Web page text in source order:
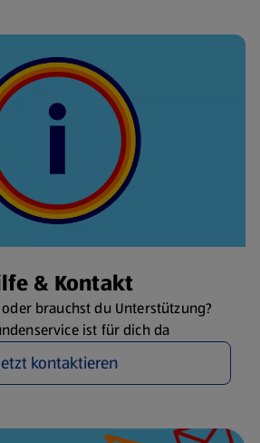
& Kontakt
brauchst du Unterstützung?
ist für dich da
kontaktieren